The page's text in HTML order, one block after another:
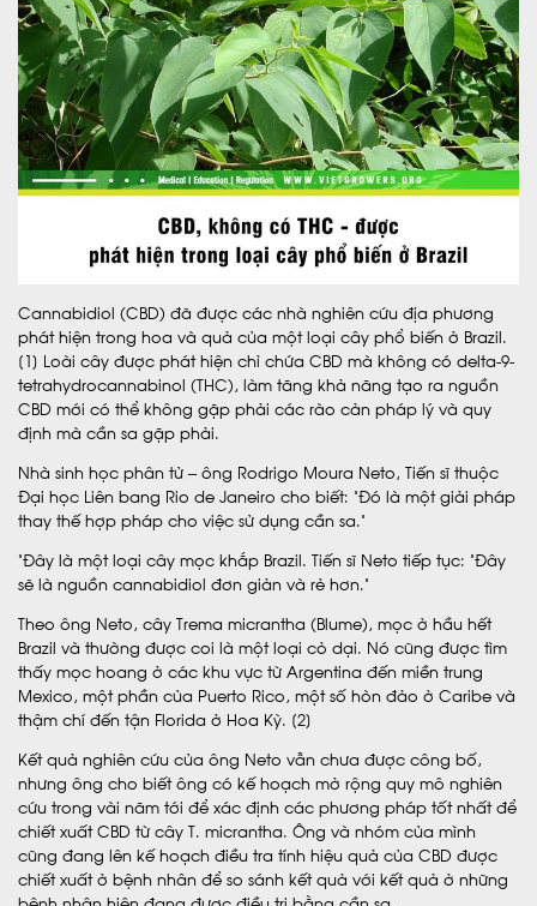
Cannabidiol (CBD) đã được các nhà nghiên cứu địa phương
phát hiện trong hoa và quả của một loại cây phổ biến ở Brazil.
[1] Loài cây được phát hiện chỉ chứa CBD mà không có delta-9-
tetrahydrocannabinol (THC), làm tăng khả năng tạo ra nguồn
CBD mới có thể không gặp phải các rào cản pháp lý và quy
định mà cần sa gặp phải.
Nhà sinh học phân tử – ông Rodrigo Moura Neto, Tiến sĩ thuộc
Đại học Liên bang Rio de Janeiro cho biết: “Đó là một giải pháp
thay thế hợp pháp cho việc sử dụng cần sa.”
“Đây là một loại cây mọc khắp Brazil. Tiến sĩ Neto tiếp tục: “Đây
sẽ là nguồn cannabidiol đơn giản và rẻ hơn.”
Theo ông Neto, cây Trema micrantha (Blume), mọc ở hầu hết
Brazil và thường được coi là một loại cỏ dại. Nó cũng được tìm
thấy mọc hoang ở các khu vực từ Argentina đến miền trung
Mexico, một phần của Puerto Rico, một số hòn đảo ở Caribe và
thậm chí đến tận Florida ở Hoa Kỳ. [2]
Kết quả nghiên cứu của ông Neto vẫn chưa được công bố,
nhưng ông cho biết ông có kế hoạch mở rộng quy mô nghiên
cứu trong vài năm tới để xác định các phương pháp tốt nhất để
chiết xuất CBD từ cây T. micrantha. Ông và nhóm của mình
cũng đang lên kế hoạch điều tra tính hiệu quả của CBD được
chiết xuất ở bệnh nhân để so sánh kết quả với kết quả ở những